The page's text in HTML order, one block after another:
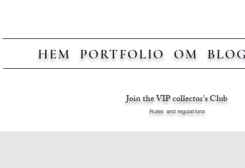
HEM PORTFOLIO OM BLOG
Join the VIP collector's Club
Rules and regulations